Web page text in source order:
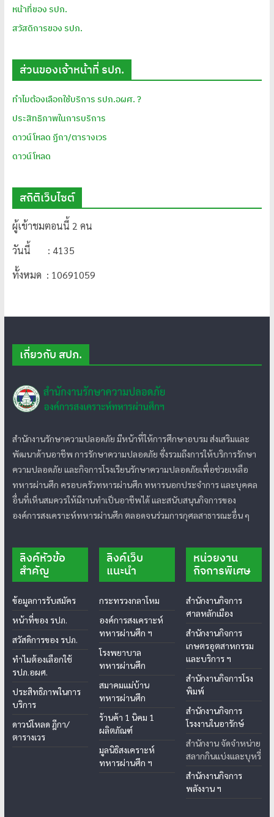
หน้าที่ของ รปภ.
สวัสดิการของ รปภ.
ส่วนของเจ้าหน้าที่ รปภ.
ทำไมต้องเลือกใช้บริการ รปภ.อผศ. ?
ประสิทธิภาพในการบริการ
ดาวน์โหลด ฏีกา/ตารางเวร
ดาวน์โหลด
สถิติเว็บไซต์
ผู้เข้าชมตอนนี้ 2 คน
วันนี้ : 4135
ทั้งหมด : 10691059
เกี่ยวกับ สปภ.
สำนักงานรักษาความปลอดภัย มีหน้าที่ให้การศึกษาอบรม ส่งเสริมและ
พัฒนาด้านอาชีพ การรักษาความปลอดภัย ซึ่งรวมถึงการให้บริการรักษา
ความปลอดภัย และกิจการโรงเรียนรักษาความปลอดภัยเพื่อช่วยเหลือ
ทหารผ่านศึก ครอบครัวทหารผ่านศึก ทหารนอกประจำการ และบุคคล
อื่นที่เห็นสมควรให้มีงานทำเป็นอาชีพได้ และสนับสนุนกิจการของ
องค์การสงเคราะห์ทหารผ่านศึก ตลอดจนร่วมการกุศลสาธารณะอื่น ๆ
ลิงค์หัวข้อ
สำคัญ
ข้อมูลการรับสมัคร
หน้าที่ของ รปภ.
สวัสดิการของ รปภ.
ทำไมต้องเลือกใช้
รปภ.อผศ.
ประสิทธิภาพในการ
บริการ
ดาวน์โหลด ฎีกา/
ตารางเวร
ลิงค์เว็บ
แนะนำ
กระทรวงกลาโหม
องค์การสงเคราะห์
ทหารผ่านศึก ฯ
โรงพยาบาล
ทหารผ่านศึก
สมาคมแม่บ้าน
ทหารผ่านศึก
ร้านค้า 1 นิคม 1
ผลิตภัณฑ์
มูลนิธิสงเคราะห์
ทหารผ่านศึก ฯ
หน่วยงาน
กิจการพิเศษ
สำนักงานกิจการ
ศาลหลักเมือง
สำนักงานกิจการ
เกษตรอุตสาหกรรม
และบริการ ฯ
สำนักงานกิจการโรง
พิมพ์
สำนักงานกิจการ
โรงงานในอารักษ์
สำนักงาน จัดจำหน่าย
สลากกินแบ่งและบุหรี่
สำนักงานกิจการ
พลังงาน ฯ